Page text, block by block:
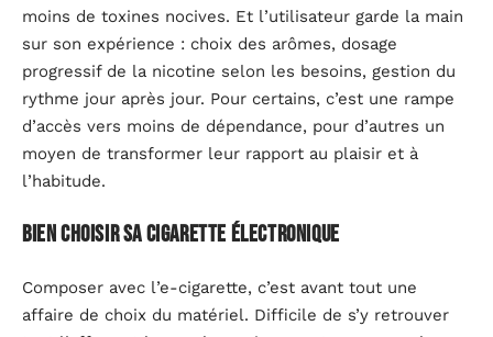
moins de toxines nocives. Et l’utilisateur garde la main
sur son expérience : choix des arômes, dosage
progressif de la nicotine selon les besoins, gestion du
rythme jour après jour. Pour certains, c’est une rampe
d’accès vers moins de dépendance, pour d’autres un
moyen de transformer leur rapport au plaisir et à
l’habitude.
Bien choisir sa cigarette électronique
Composer avec l’e-cigarette, c’est avant tout une
affaire de choix du matériel. Difficile de s’y retrouver